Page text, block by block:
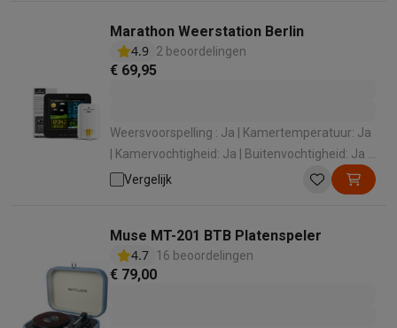
Marathon Weerstation Berlin
4.9 2 beoordelingen
€ 69,95
Weersvoorspelling : Ja | Kamertemperatuur: Ja
| Kamervochtigheid: Ja | Buitenvochtigheid: Ja |
Buitentemperatuur: Ja
Vergelijk
Muse MT-201 BTB Platenspeler
4.7 16 beoordelingen
€ 79,00